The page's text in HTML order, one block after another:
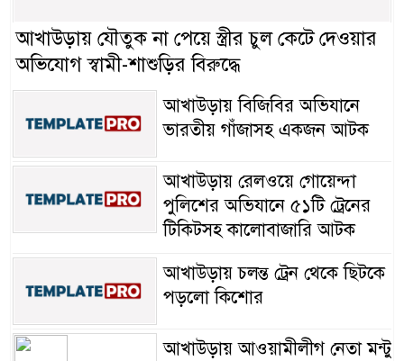
আখাউড়ায় যৌতুক না পেয়ে স্ত্রীর চুল কেটে দেওয়ার
অভিযোগ স্বামী-শাশুড়ির বিরুদ্ধে
আখাউড়ায় বিজিবির অভিযানে
ভারতীয় গাঁজাসহ একজন আটক
আখাউড়ায় রেলওয়ে গোয়েন্দা
পুলিশের অভিযানে ৫১টি ট্রেনের
টিকিটসহ কালোবাজারি আটক
আখাউড়ায় চলন্ত ট্রেন থেকে ছিটকে
পড়লো কিশোর
আখাউড়ায় আওয়ামীলীগ নেতা মন্টু